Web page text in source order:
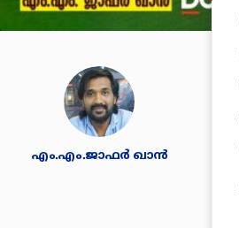
എം.എം.ജാഫർ ഖാൻ